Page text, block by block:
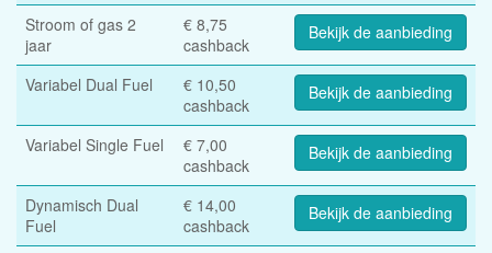
Stroom of gas 2
jaar
€ 8,75
cashback
Bekijk de aanbieding
Variabel Dual Fuel
€ 10,50
cashback
Bekijk de aanbieding
Variabel Single Fuel
€ 7,00
cashback
Bekijk de aanbieding
Dynamisch Dual
Fuel
€ 14,00
cashback
Bekijk de aanbieding